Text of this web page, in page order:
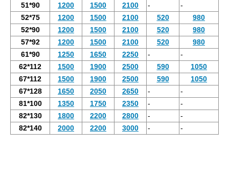
51*90
1200 1500 2100 -
-
52*75
1200 1500 2100 520
980
52*90
1200 1500 2100 520
980
57*92
1200 1500 2100 520
980
61*90
1250 1650 2250 -
-
62*112
1500 1900 2500 590
1050
67*112
1500 1900 2500 590
1050
67*128
1650 2050 2650 -
-
81*100
1350 1750 2350 -
-
82*130
1800 2200 2800 -
-
82*140
2000 2200 3000 - -